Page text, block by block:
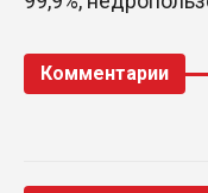
Комментарии